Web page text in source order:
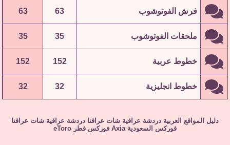
فرش الفوتوشوب 63
63
ملحقات الفوتوشوب 35
35
خطوط عربية 152
152
خطوط انجليزية 32
32
دليل المواقع العربية دردشة عراقية شات عراقنا دردشة عراقية شات عراقنا
فوركس السعودية Axia فوركس قطر eToro